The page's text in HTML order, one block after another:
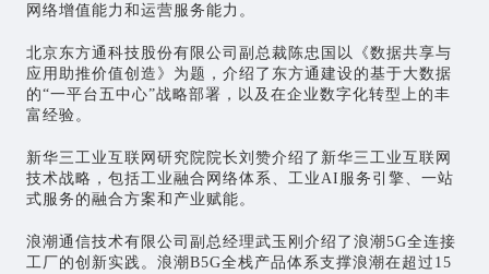
网络增值能力和运营服务能力。
北京东方通科技股份有限公司副总裁陈忠国以《数据共享与
应用助推价值创造》为题，介绍了东方通建设的基于大数据
的“一平台五中心”战略部署，以及在企业数字化转型上的丰
富经验。
新华三工业互联网研究院院长刘赞介绍了新华三工业互联网
技术战略，包括工业融合网络体系、工业AI服务引擎、一站
式服务的融合方案和产业赋能。
浪潮通信技术有限公司副总经理武玉刚介绍了浪潮5G全连接
工厂的创新实践。浪潮B5G全栈产品体系支撑浪潮在超过15